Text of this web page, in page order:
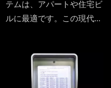
テムは、アパートや住宅ビ
ルに最適です。この現代的
め、共同生活空間に理想的
な選択肢です。